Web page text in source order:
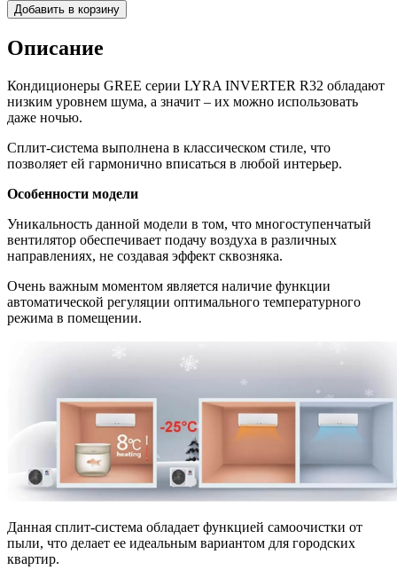
Добавить в корзину
Описание
Кондиционеры GREE серии LYRA INVERTER R32 обладают
низким уровнем шума, а значит – их можно использовать
даже ночью.
Сплит-система выполнена в классическом стиле, что
позволяет ей гармонично вписаться в любой интерьер.
Особенности модели
Уникальность данной модели в том, что многоступенчатый
вентилятор обеспечивает подачу воздуха в различных
направлениях, не создавая эффект сквозняка.
Очень важным моментом является наличие функции
автоматической регуляции оптимального температурного
режима в помещении.
Данная сплит-система обладает функцией самоочистки от
пыли, что делает ее идеальным вариантом для городских
квартир.